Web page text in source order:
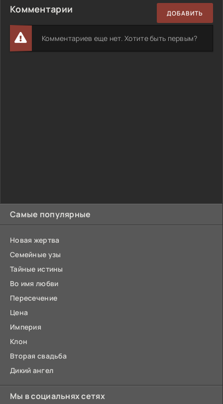
Самые популярные
Новая жертва
Семейные узы
Тайные истины
Во имя любви
Пересечение
Цена
Империя
Клон
Вторая свадьба
Дикий ангел
Мы в социальнях сетях
Комментарии ДОБАВИТЬ
Комментариев еще нет. Хотите быть первым?